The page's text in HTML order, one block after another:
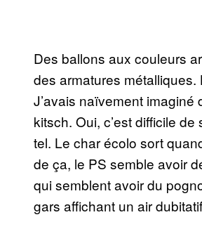
Des ballons aux couleurs
des armatures métalliques.
J’avais naïvement
kitsch. Oui, c’est difficile
tel. Le char écolo sort
de ça, le PS semble avoir
qui semblent avoir du
gars affichant un air